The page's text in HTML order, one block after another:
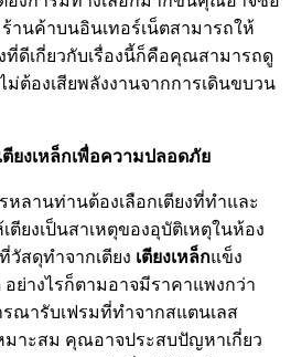
านค้าบนอินเทอร์เน็ตสามารถให้
ที่ดีเกี่ยวกับเรื่องนี้ก็คือคุณสามารถดู
ต้องเสียพลังงานจากการเดินขบวน
ยงเหล็กเพื่อความปลอดภัย
ลานท่านต้องเลือกเตียงที่ทำและ
ยงเป็นสาเหตุของอุบัติเหตุในห้อง
วัสดุทำจากเตียง เตียงเหล็กแข็ง
อย่างไรก็ตามอาจมีราคาแพงกว่า
ณารับเฟรมที่ทำจากสแตนเลส
มาะสม คุณอาจประสบปัญหาเกี่ยว